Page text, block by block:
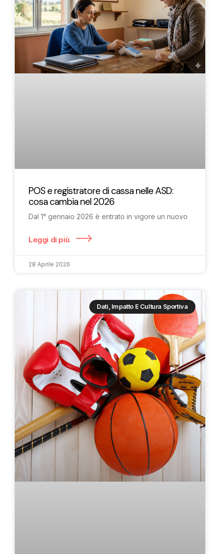
POS e registratore di cassa nelle ASD:
cosa cambia nel 2026
Dal 1° gennaio 2026 è entrato in vigore un nuovo
Leggi di più
28 Aprile 2026
Dati, Impatto E Cultura Sportiva